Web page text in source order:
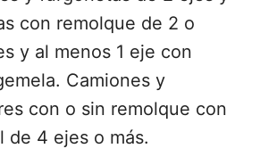
con remolque de 2 o
y al menos 1 eje con
Camiones y
con o sin remolque con
de 4 ejes o más.